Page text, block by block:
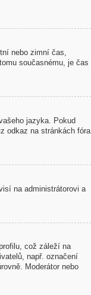
nebo zimní čas,
současnému, je čas
jazyka. Pokud
odkaz na stránkách fóra
na administrátorovi a
což záleží na
např. označení
Moderátor nebo